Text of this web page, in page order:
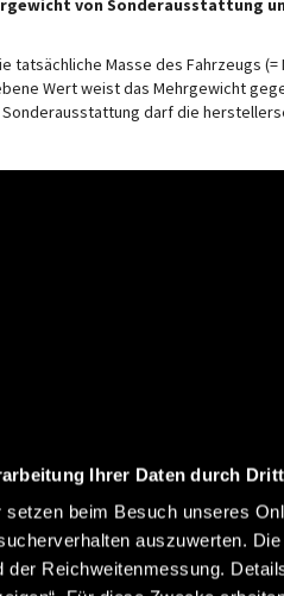
Ihrer Daten durch
setzen beim Besuch unseres
auszuwerten.
der Reichweitenmessung.
die neuesten
tatsächliche Masse des Fahrzeugs
Wert weist das Mehrgewicht
Sonderausstattung darf die